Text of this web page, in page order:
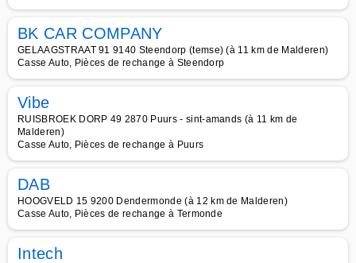
BK CAR COMPANY
GELAAGSTRAAT 91 9140 Steendorp (temse) (à 11 km de Malderen)
Casse Auto, Pièces de rechange à Steendorp
Vibe
RUISBROEK DORP 49 2870 Puurs - sint-amands (à 11 km de
Malderen)
Casse Auto, Pièces de rechange à Puurs
DAB
HOOGVELD 15 9200 Dendermonde (à 12 km de Malderen)
Casse Auto, Pièces de rechange à Termonde
Intech